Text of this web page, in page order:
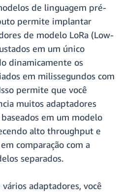
de linguagem pré-
permite implantar
de modelo LoRa (Low-
em um único
dinamicamente os
em milissegundos com
permite que você
muitos adaptadores
em um modelo
alto throughput e
comparação com a
separados.
adaptadores, você